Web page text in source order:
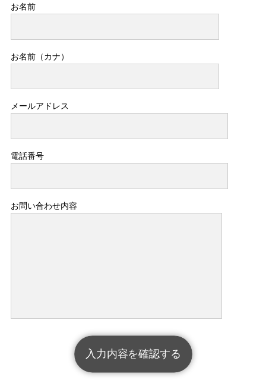
お名前
お名前（カナ）
メールアドレス
電話番号
お問い合わせ内容